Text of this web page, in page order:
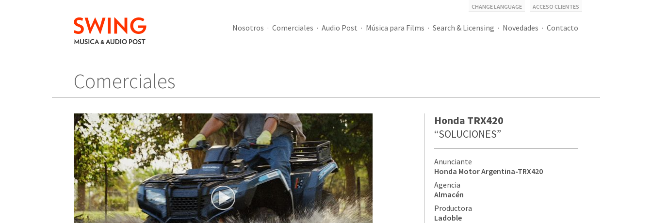
Nosotros Comerciales Audio Post Música para Films Search & Licensing Novedades Contacto
CHANGE LANGUAGE ACCESO CLIENTES
Comerciales
Honda TRX420
“SOLUCIONES”
Anunciante
Honda Motor Argentina-TRX420
Agencia
Almacén
Productora
Ladoble